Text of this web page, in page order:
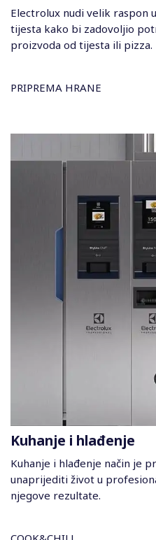
Electrolux nudi velik raspon
tijesta kako bi zadovoljio
proizvoda od tijesta ili pizza.
PRIPREMA HRANE
Kuhanje i hlađenje
Kuhanje i hlađenje način je
unaprijediti život u
njegove rezultate.